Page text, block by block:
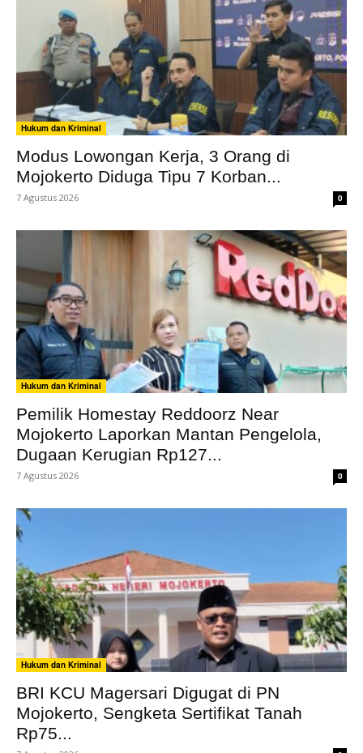
Hukum dan Kriminal
Modus Lowongan Kerja, 3 Orang di
Mojokerto Diduga Tipu 7 Korban...
7 Agustus 2026 0
Hukum dan Kriminal
Pemilik Homestay Reddoorz Near
Mojokerto Laporkan Mantan Pengelola,
Dugaan Kerugian Rp127...
7 Agustus 2026 0
Hukum dan Kriminal
BRI KCU Magersari Digugat di PN
Mojokerto, Sengketa Sertifikat Tanah
Rp75...